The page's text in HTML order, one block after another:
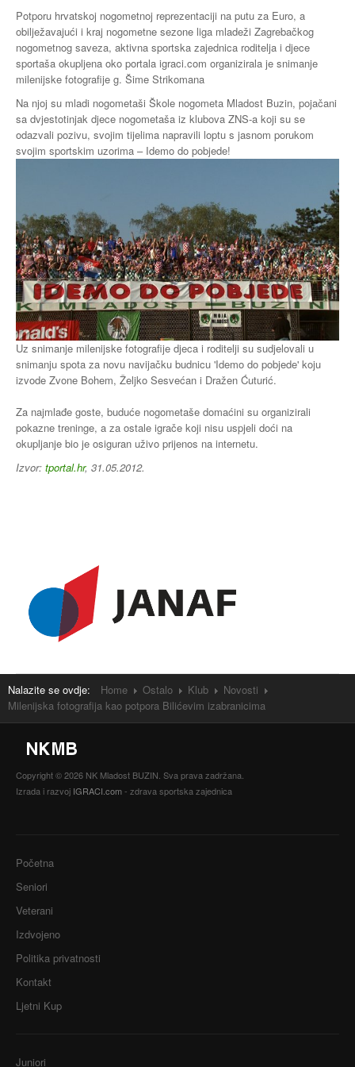
Buzin
Potporu hrvatskoj nogometnoj reprezentaciji na putu za Euro, a
obilježavajući i kraj nogometne sezone liga mladeži Zagrebačkog
nogometnog saveza, aktivna sportska zajednica roditelja i djece
sportaša okupljena oko portala igraci.com organizirala je snimanje
milenijske fotografije g. Šime Strikomana
Na njoj su mladi nogometaši Škole nogometa Mladost Buzin, pojačani
sa dvjestotinjak djece nogometaša iz klubova ZNS-a koji su se
odazvali pozivu, svojim tijelima napravili loptu s jasnom porukom
svojim sportskim uzorima – Idemo do pobjede!
Uz snimanje milenijske fotografije djeca i roditelji su sudjelovali u
snimanju spota za novu navijačku budnicu 'Idemo do pobjede' koju
izvode Zvone Bohem, Željko Sesvećan i Dražen Ćuturić.
Za najmlađe goste, buduće nogometaše domaćini su organizirali
pokazne treninge, a za ostale igrače koji nisu uspjeli doći na
okupljanje bio je osiguran uživo prijenos na internetu.
Izvor: tportal.hr, 31.05.2012.
Nalazite se ovdje: Home Ostalo Klub
Novosti
Milenijska fotografija kao potpora Bilićevim izabranicima
Copyright © 2026 NK Mladost BUZIN. Sva prava zadržana.
Izrada i razvoj IGRACI.com- zdrava sportska zajednica
Početna
Seniori
Veterani
Izdvojeno
Politika privatnosti
Kontakt
Ljetni Kup
Juniori